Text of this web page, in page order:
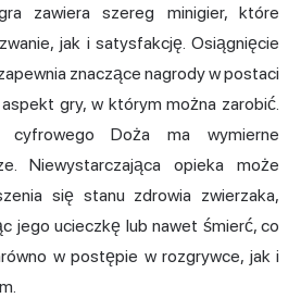
zawiera szereg minigier, które
jak i satysfakcję. Osiągnięcie
znaczące nagrody w postaci
gry, w którym można zarobić.
cyfrowego Doża ma wymierne
Niewystarczająca opieka może
się stanu zdrowia zwierzaka,
jego ucieczkę lub nawet śmierć, co
w postępie w rozgrywce, jak i